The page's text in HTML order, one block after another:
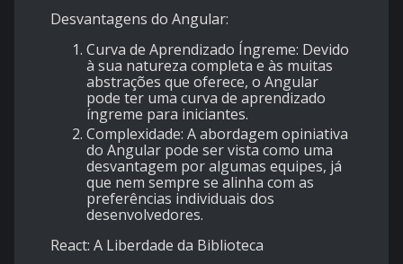
Desvantagens do Angular:
Curva de Aprendizado Íngreme: Devido
à sua natureza completa e às muitas
abstrações que oferece, o Angular
pode ter uma curva de aprendizado
íngreme para iniciantes.
Complexidade: A abordagem opiniativa
do Angular pode ser vista como uma
desvantagem por algumas equipes, já
que nem sempre se alinha com as
preferências individuais dos
desenvolvedores.
React: A Liberdade da Biblioteca